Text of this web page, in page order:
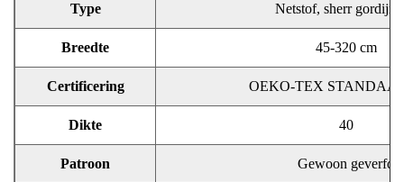
Type Netstof, sherr
Breedte 45-320 cm
Certificering OEKO-TEX
Dikte 40
Patroon Gewoon geverfd